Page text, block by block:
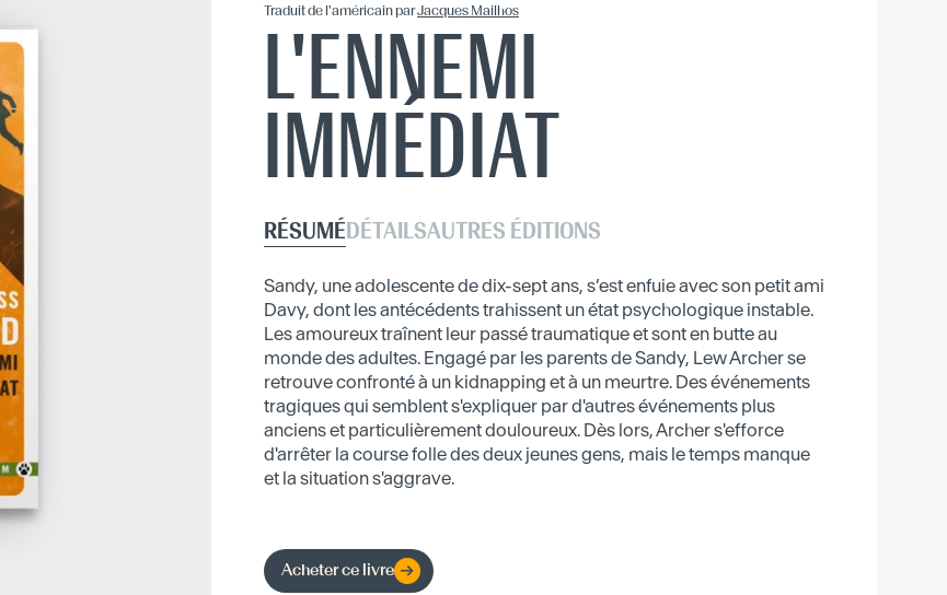
Traduitde l'américainparJacques Mailhos
L'ENNEMI
IMMÉDIAT
RÉSUMÉDÉTAILSAUTRES ÉDITIONS
Sandy, une adolescente de dix-sept ans, s’est enfuie avec son petit ami
Davy, dont les antécédents trahissent un état psychologique instable.
Les amoureux traînent leur passé traumatique et sont en butte au
monde des adultes. Engagé par les parents de Sandy, Lew Archer se
retrouve confronté à un kidnapping et à un meurtre. Des événements
tragiques qui semblent s'expliquer par d'autres événements plus
anciens et particulièrement douloureux. Dès lors, Archer s'efforce
d'arrêter la course folle des deux jeunes gens, mais le temps manque
et la situation s'aggrave.
Acheter ce livre